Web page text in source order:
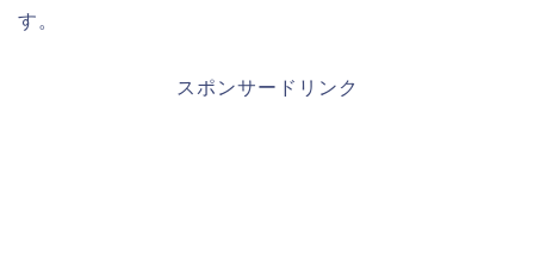
す。
スポンサードリンク